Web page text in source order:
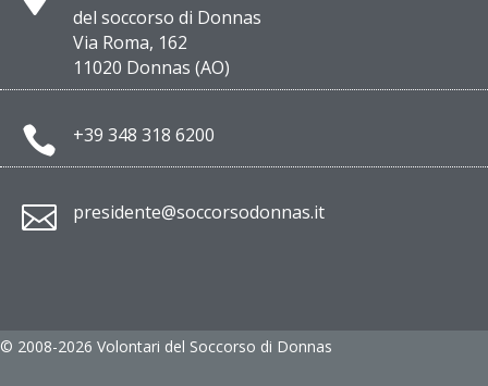
del soccorso di Donnas
Via Roma, 162
11020 Donnas (AO)
 +39 348 318 6200
 presidente@soccorsodonnas.it
© 2008-2026 Volontari del Soccorso di Donnas